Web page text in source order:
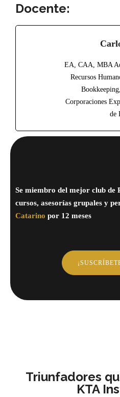
Docente:
EA, CAA, MBA
Recursos
Corporaciones
de
Se miembro del mejor club de
cursos, asesorías grupales y
Catarino por 12 meses
Triunfadores
KTA